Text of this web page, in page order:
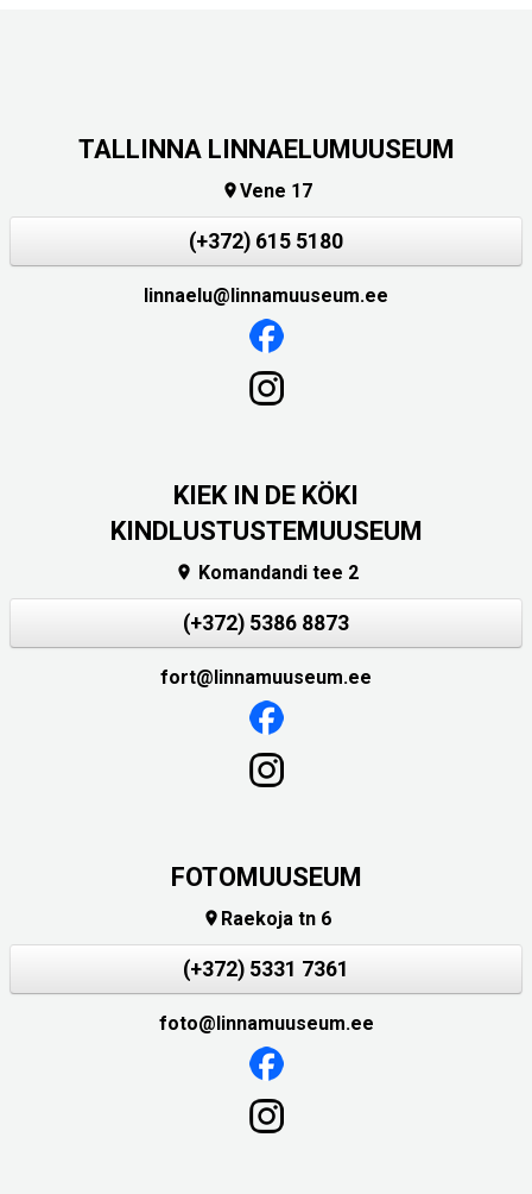
TALLINNA LINNAELUMUUSEUM
Vene 17
(+372) 615 5180
linnaelu@linnamuuseum.ee
KIEK IN DE KÖKI
KINDLUSTUSTEMUUSEUM
 Komandandi tee 2
(+372) 5386 8873
fort@linnamuuseum.ee
FOTOMUUSEUM
 Raekoja tn 6
(+372) 5331 7361
foto@linnamuuseum.ee